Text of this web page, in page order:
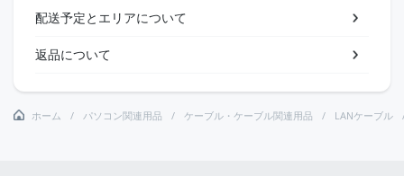
配送予定とエリアについて
返品について
ホーム パソコン関連用品 ケーブル・ケーブル関連用品 LANケーブル